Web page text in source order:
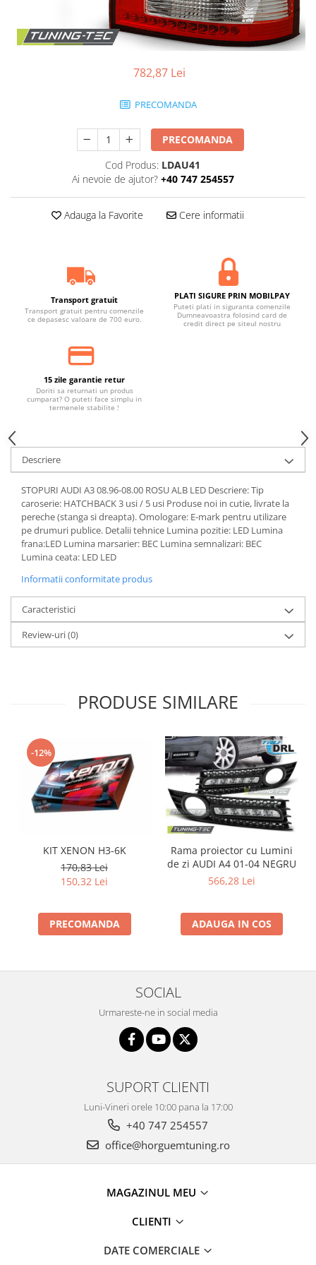
Suspensii auto
Bucsi poliuretan
Adaos bara spate
Bara spate
Body kituri
Tuning evacuare
Accesorii tobe
Banda termoizolata
Capete toba
Tuning iluminari
Becuri LED
Faruri
Iluminari autoutilitare
Kituri xenon
Lumini la numar
Proiectoare ceata
Semnalizari aripa
Semnalizari fata
Stopuri
Tuning motor
Furtun intercooler turbo
Intercooler
782,87 Lei
PRECOMANDA
PRECOMANDA
Cod Produs: LDAU41
Ai nevoie de ajutor? +40 747 254557
Adauga la Favorite Cere informatii
Transport gratuit
Transport gratuit pentru comenzile
ce depasesc valoare de 700 euro.
PLATI SIGURE PRIN MOBILPAY
Puteti plati in siguranta comenzile
Dumneavoastra folosind card de
credit direct pe siteul nostru
15 zile garantie retur
Doriti sa returnati un produs
cumparat? O puteti face simplu in
termenele stabilite !
Descriere
STOPURI AUDI A3 08.96-08.00 ROSU ALB LED Descriere: Tip
caroserie: HATCHBACK 3 usi / 5 usi Produse noi in cutie, livrate la
pereche (stanga si dreapta). Omologare: E-mark pentru utilizare
pe drumuri publice. Detalii tehnice Lumina pozitie: LED Lumina
frana:LED Lumina marsarier: BEC Lumina semnalizari: BEC
Lumina ceata: LED LED
Informatii conformitate produs
Caracteristici
Review-uri(0)
PRODUSE SIMILARE
-12%
KIT XENON H3-6K
170,83 Lei
150,32 Lei
PRECOMANDA
Rama proiector cu Lumini
de zi AUDI A4 01-04 NEGRU
566,28 Lei
ADAUGA IN COS
SOCIAL
Urmareste-ne in social media
SUPORT CLIENTI
Luni-Vineri orele 10:00 pana la 17:00
+40 747 254557
office@horguemtuning.ro
MAGAZINUL MEU
CLIENTI
DATE COMERCIALE